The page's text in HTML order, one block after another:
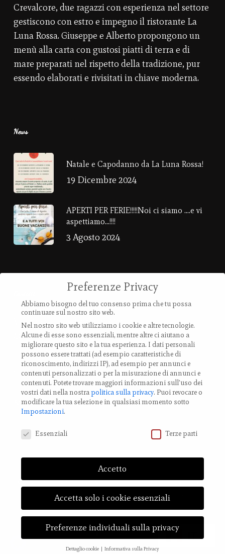
Crevalcore, due ragazzi con esperienza nel settore
gestiscono con estro e impegno il ristorante La
Luna Rossa. Giuseppe e Alberto propongono un
menù alla carta con gustosi piatti di terra e di
mare preparati nel rispetto della tradizione, pur
essendo elaborati e rivisitati in chiave moderna.
News
Natale e Capodanno da La Luna Rossa!
19 Dicembre 2024
APERTI PER FERIE!!!!!Noi ci siamo ….e vi
aspettiamo…!!!!
3 Agosto 2024
Via Provanone 4907 (30,71 km)
40017 Palata Pepoli,
Emilia-Romagna, Italy
TEL.: +39 0519 85 919
Modifica impostazione Cookies
Palata Pepoli (BO) | P.iva: 03721061202 |
Cookies ePrivacy Policy
facebookinstagram
Preferenze Privacy
Abbiamo bisogno del tuo consenso prima che tu possa
continuare sul nostro sito web.
Nel nostro sito web utilizziamo i cookie e altre tecnologie.
Alcune di esse sono essenziali, mentre altre ci aiutano a
migliorare questo sito e la tua esperienza. I dati personali
possono essere trattati (ad esempio caratteristiche di
riconoscimento, indirizzi IP), ad esempio per annunci e
contenuti personalizzati o per la misurazione di annunci e
contenuti. Potete trovare maggiori informazioni sull'uso dei
vostri dati nella nostrapolitica sulla privacy. Puoi revocare o
modificare la tua selezione in qualsiasi momento sotto
Impostazioni.
Essenziali
Terze parti
Accetto
Accetta solo i cookie essenziali
Preferenze individuali sulla privacy
Dettaglio cookie Informativa sulla Privacy